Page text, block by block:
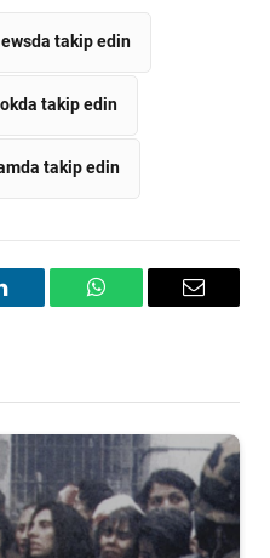
takip edin
takip edin
takip edin
WhatsAppEmail